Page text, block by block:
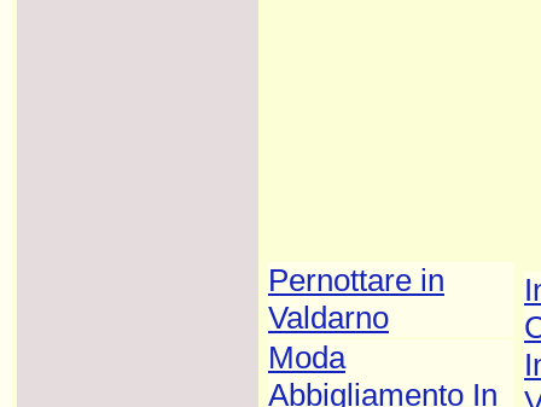
Pernottare in
Valdarno
Moda
Abbigliamento In